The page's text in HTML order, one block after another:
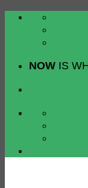
Saltar
contenido
NOW IS